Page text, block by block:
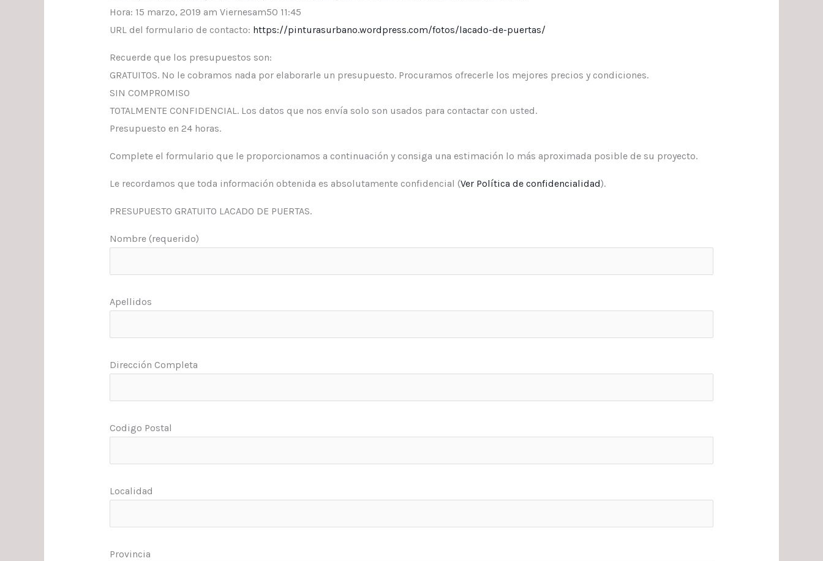
Hora: 15 marzo, 2019 am Viernesam50 11:45
URL del formulario de contacto: https://pinturasurbano.wordpress.com/fotos/lacado-de-puertas/
Recuerde que los presupuestos son:
GRATUITOS. No le cobramos nada por elaborarle un presupuesto. Procuramos ofrecerle los mejores precios y condiciones.
SIN COMPROMISO
TOTALMENTE CONFIDENCIAL. Los datos que nos envía solo son usados para contactar con usted.
Presupuesto en 24 horas.
Complete el formulario que le proporcionamos a continuación y consiga una estimación lo más aproximada posible de su proyecto.
Le recordamos que toda información obtenida es absolutamente confidencial (Ver Política de confidencialidad).
PRESUPUESTO GRATUITO LACADO DE PUERTAS.
Nombre (requerido)
Apellidos
Dirección Completa
Codigo Postal
Localidad
Provincia